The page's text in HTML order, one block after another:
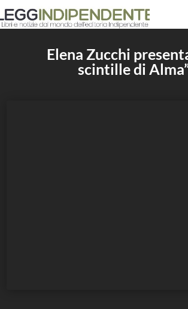
Elena Zucchi
scintille di